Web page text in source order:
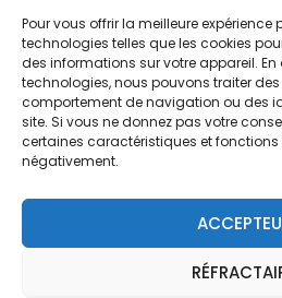
Pour vous offrir la meilleure expérience
technologies telles que les cookies
des informations sur votre appareil.
technologies, nous pouvons traiter
comportement de navigation ou des
site. Si vous ne donnez pas votre
certaines caractéristiques et fonctions
négativement.
Conditions générales d'utilisation|
avec
par temps
Le PVL a vu le jour grâce à